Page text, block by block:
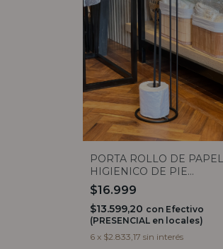
PORTA ROLLO DE PAPEL
HIGIENICO DE PIE
NEGRO
$16.999
$13.599,20 con Efectivo
(PRESENCIAL en locales)
6 x $2.833,17 sin interés